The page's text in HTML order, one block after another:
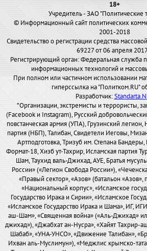
18+
Учредитель - ЗАО "Политические
© Информационный сайт политических
2001-2018
Свидетельство о регистрации средства
69227 от 06 апреля 2017
Регистрирующий орган: Федеральная служба
информационных технологий и
При полном или частичном использовании
гиперссылка на "Политком.RU"
Разработчик:
*Организации, экстремисты и террористы,
(Facebook и Instagram), Русский
повстанческая армия (УПА), Грузинский
партия (НБП), Талибан, Свидетели Иеговы,
Артподготовка, Тризуб им. Степана
Формат-18, Хизб ут-Тахрир, Исламская партия
Шам, Таухид валь-Джихад, АУЕ, Братья
России» («Легион Свобода России»),
«Правый сектор», «Азов» (батальон «Азов»,
«Национальный корпус», «Исламское
Государство Ирака и Сирии», «Исламское
«Исламское Государство Ирака и Шама», ИГ,
аш-Шам», «Священная война» («Аль-Джихад»
джихад»), «Джабхат ан-Нусра», «Хайят Тахрир-
Шабаб», «УНА-УНСО», «Движение Талибан»,
Ихван аль-Муслимун»), «Меджлис крымско-